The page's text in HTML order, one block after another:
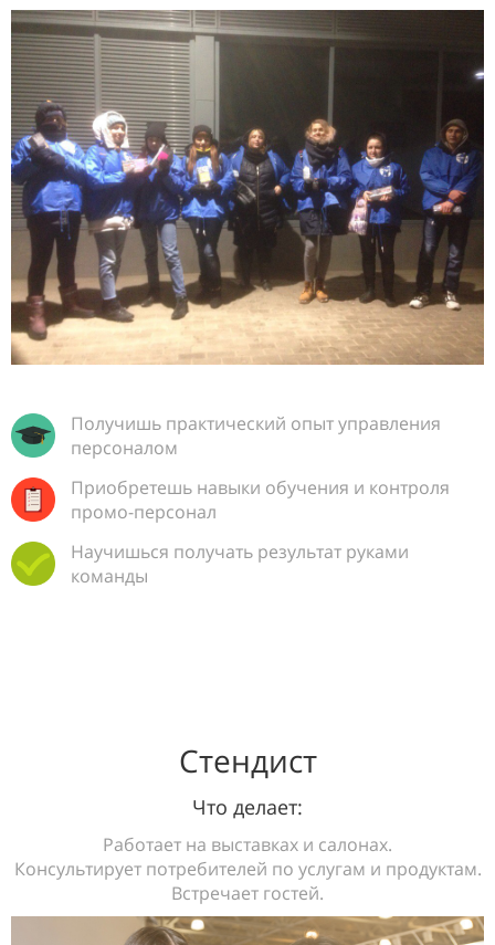
Получишь практический опыт управления
персоналом
Приобретешь навыки обучения и контроля
промо-персонал
Научишься получать результат руками
команды
Стендист
Что делает:
Работает на выставках и салонах.
Консультирует потребителей по услугам и продуктам.
Встречает гостей.